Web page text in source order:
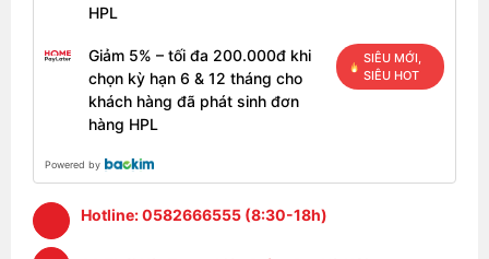
HPL
Giảm 5% – tối đa 200.000đ khi
chọn kỳ hạn 6 & 12 tháng cho
khách hàng đã phát sinh đơn
hàng HPL
SIÊU MỚI,
SIÊU HOT
Powered by
Hotline:0582666555 (8:30-18h)